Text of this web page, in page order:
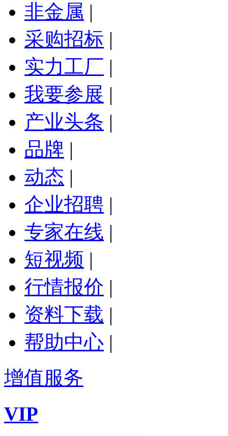
非金属 |
采购招标 |
实力工厂 |
我要参展 |
产业头条 |
品牌 |
动态 |
企业招聘 |
专家在线 |
短视频 |
行情报价 |
资料下载 |
帮助中心 |
增值服务
VIP